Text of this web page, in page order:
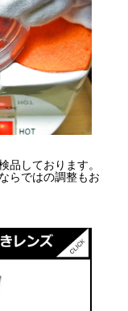
品しております。
らではの調整もお